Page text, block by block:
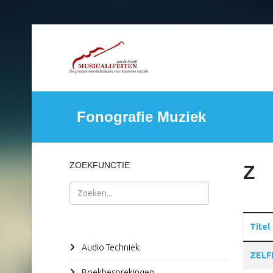
Fonografie Muziek
ZOEKFUNCTIE
Zoeken
Audio Techniek
Z
Titel